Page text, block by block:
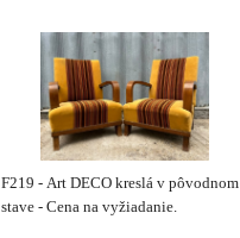
F219 - Art DECO kreslá v pôvodnom
stave - Cena na vyžiadanie.